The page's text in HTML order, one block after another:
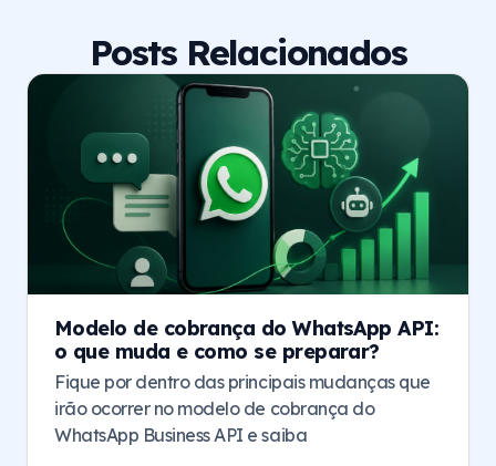
Posts Relacionados
Modelo de cobrança do WhatsApp API:
o que muda e como se preparar?
Fique por dentro das principais mudanças que
irão ocorrer no modelo de cobrança do
WhatsApp Business API e saiba